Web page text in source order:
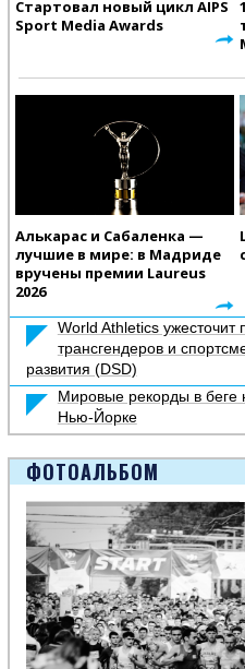
Стартовал новый цикл AIPS
Sport Media Awards
Алькарас и Сабаленка —
лучшие в мире: в Мадриде
вручены премии Laureus
2026
World Athletics ужесточит
трансгендеров и
развития (DSD)
Мировые рекорды в
Нью-Йорке
ФОТОАЛЬБОМ